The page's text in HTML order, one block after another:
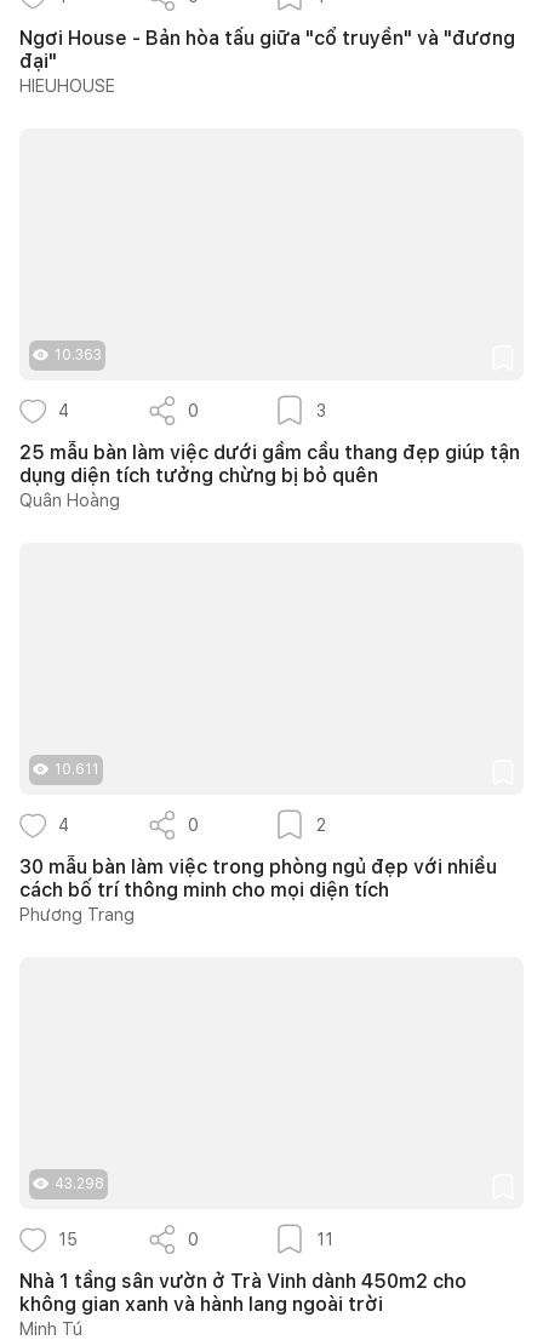
Ngơi House - Bản hòa tấu giữa "cổ truyền" và "đương
đại"
HIEUHOUSE
10.363
4 0 3
25 mẫu bàn làm việc dưới gầm cầu thang đẹp giúp tận
dụng diện tích tưởng chừng bị bỏ quên
Quân Hoàng
10.611
4 0 2
30 mẫu bàn làm việc trong phòng ngủ đẹp với nhiều
cách bố trí thông minh cho mọi diện tích
Phương Trang
43.298
15 0 11
Nhà 1 tầng sân vườn ở Trà Vinh dành 450m2 cho
không gian xanh và hành lang ngoài trời
Minh Tú